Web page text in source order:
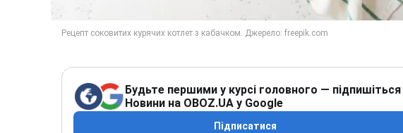
Будьте першими у курсі головного — підпишіться
Новини на OBOZ.UA у Google
Підписатися